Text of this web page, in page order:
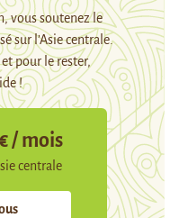
vous soutenez le
sur l’Asie centrale.
pour le rester,
!
/ mois
centrale